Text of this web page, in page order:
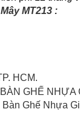
MT213 :
HCM.
Bàn Ghế Nhựa